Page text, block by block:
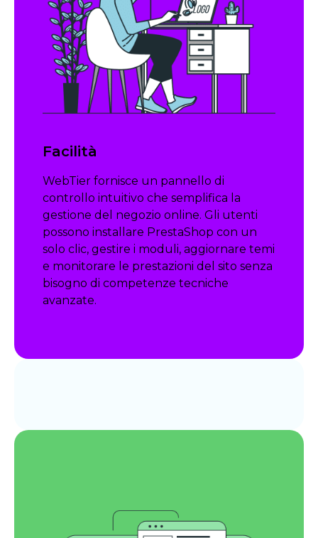
Facilità
WebTier fornisce un pannello di
controllo intuitivo che semplifica la
gestione del negozio online. Gli utenti
possono installare PrestaShop con un
solo clic, gestire i moduli, aggiornare temi
e monitorare le prestazioni del sito senza
bisogno di competenze tecniche
avanzate.